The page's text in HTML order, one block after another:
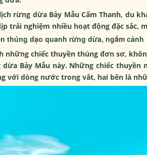
rừng dừa Bảy Mẫu Cẩm Thanh, du
trải nghiệm nhiều hoạt động đặc sắc,
thúng dạo quanh rừng dừa, ngắm cảnh
những chiếc thuyền thúng đơn sơ,
Bảy Mẫu này. Những chiếc
với dòng nước trong vắt, hai bên là